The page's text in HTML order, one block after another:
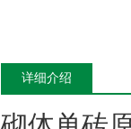
详细介绍